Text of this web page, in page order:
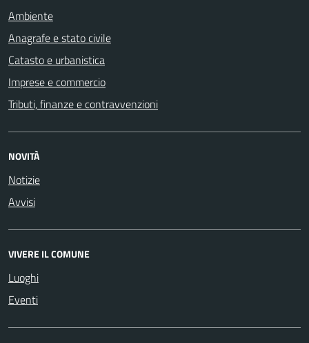
Ambiente
Anagrafe e stato civile
Catasto e urbanistica
Imprese e commercio
Tributi, finanze e contravvenzioni
NOVITÀ
Notizie
Avvisi
VIVERE IL COMUNE
Luoghi
Eventi